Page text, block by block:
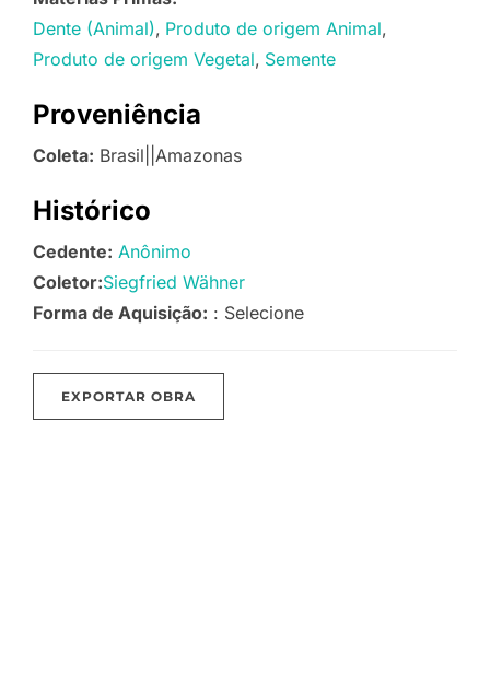
Dente (Animal) Produto de origem Animal
Produto de origem Vegetal Semente
Proveniência
Coleta: Brasil||Amazonas
Histórico
Cedente: Anônimo
Coletor:Siegfried Wähner
Forma de Aquisição: : Selecione
EXPORTAR OBRA